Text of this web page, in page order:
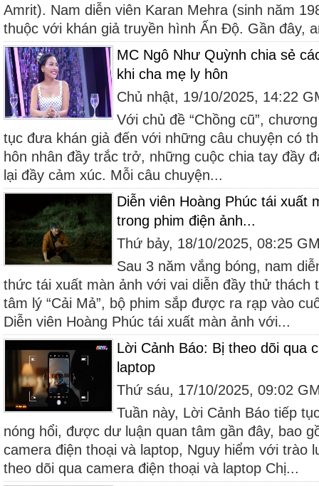
Amrit). Nam diễn viên Karan Mehra (sinh năm
thuộc với khán giả truyền hình Ấn Độ. Gần đây,
MC Ngô Như Quỳnh chia sẻ
khi cha mẹ ly hôn
Chủ nhật, 19/10/2025, 14:22
Với chủ đề “Chồng cũ”,
tục đưa khán giả đến với những câu chuyện có
hôn nhân đầy trắc trở, những cuộc chia tay đầy
lại đầy cảm xúc. Mỗi câu chuyện...
Diễn viên Hoàng Phúc tái xuất
trong phim điện ảnh...
Thứ bảy, 18/10/2025, 08:25
Sau 3 năm vắng bóng, nam
thức tái xuất màn ảnh với vai diễn đầy thử thách
tâm lý “Cải Mả”, bộ phim sắp được ra rạp vào
Diễn viên Hoàng Phúc tái xuất màn ảnh với...
Lời Cảnh Báo: Bị theo dõi qua
laptop
Thứ sáu, 17/10/2025, 09:02
Tuần này, Lời Cảnh Báo tiếp
nóng hổi, được dư luận quan tâm gần đây, bao
camera điện thoại và laptop, Nguy hiểm với
theo dõi qua camera điện thoại và laptop Chị...